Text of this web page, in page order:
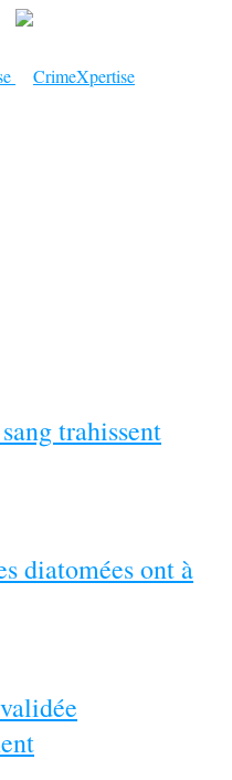
trahissent
diatomées ont à